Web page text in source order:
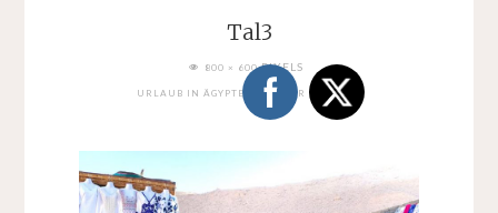
Tal3
FULL800 × 600PIXELS
URLAUB IN ÄGYPTEN: TAL DER KÖNIGE